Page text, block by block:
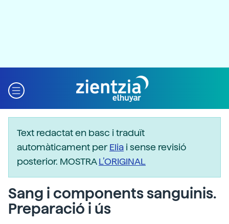
Text redactat en basc i traduït
automàticament perElia i sense revisió
posterior. MOSTRAL’ORIGINAL
Sang i components sanguinis.
Preparació i ús